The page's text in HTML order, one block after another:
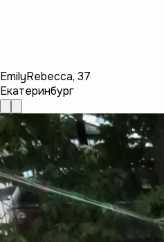
EmilyRebecca, 37
Екатеринбург